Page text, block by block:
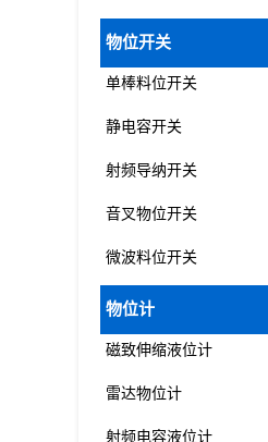
物位开关
单棒料位开关
静电容开关
射频导纳开关
音叉物位开关
微波料位开关
物位计
磁致伸缩液位计
雷达物位计
射频电容液位计